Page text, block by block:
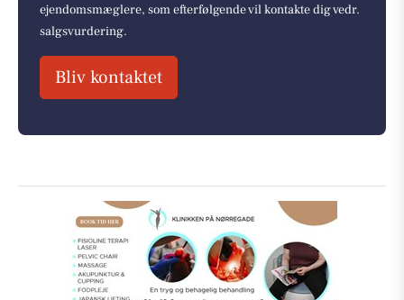
ejendomsmæglere, som efterfølgende vil kontakte dig vedr.
salgsvurdering.
Bliv kontaktet